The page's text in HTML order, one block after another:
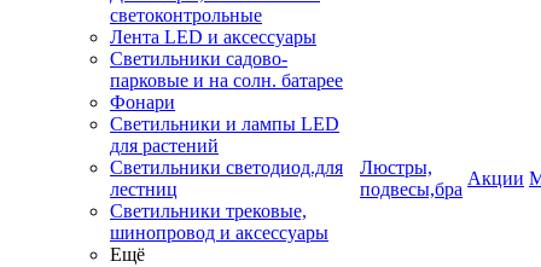
светоконтрольные
Лента LED и аксессуары
Светильники садово-
парковые и на солн. батарее
Фонари
Светильники и лампы LED
для растений
Светильники светодиод.для
лестниц
Светильники трековые,
шинопровод и аксессуары
Ещё
Люстры,
подвесы,бра
Акции